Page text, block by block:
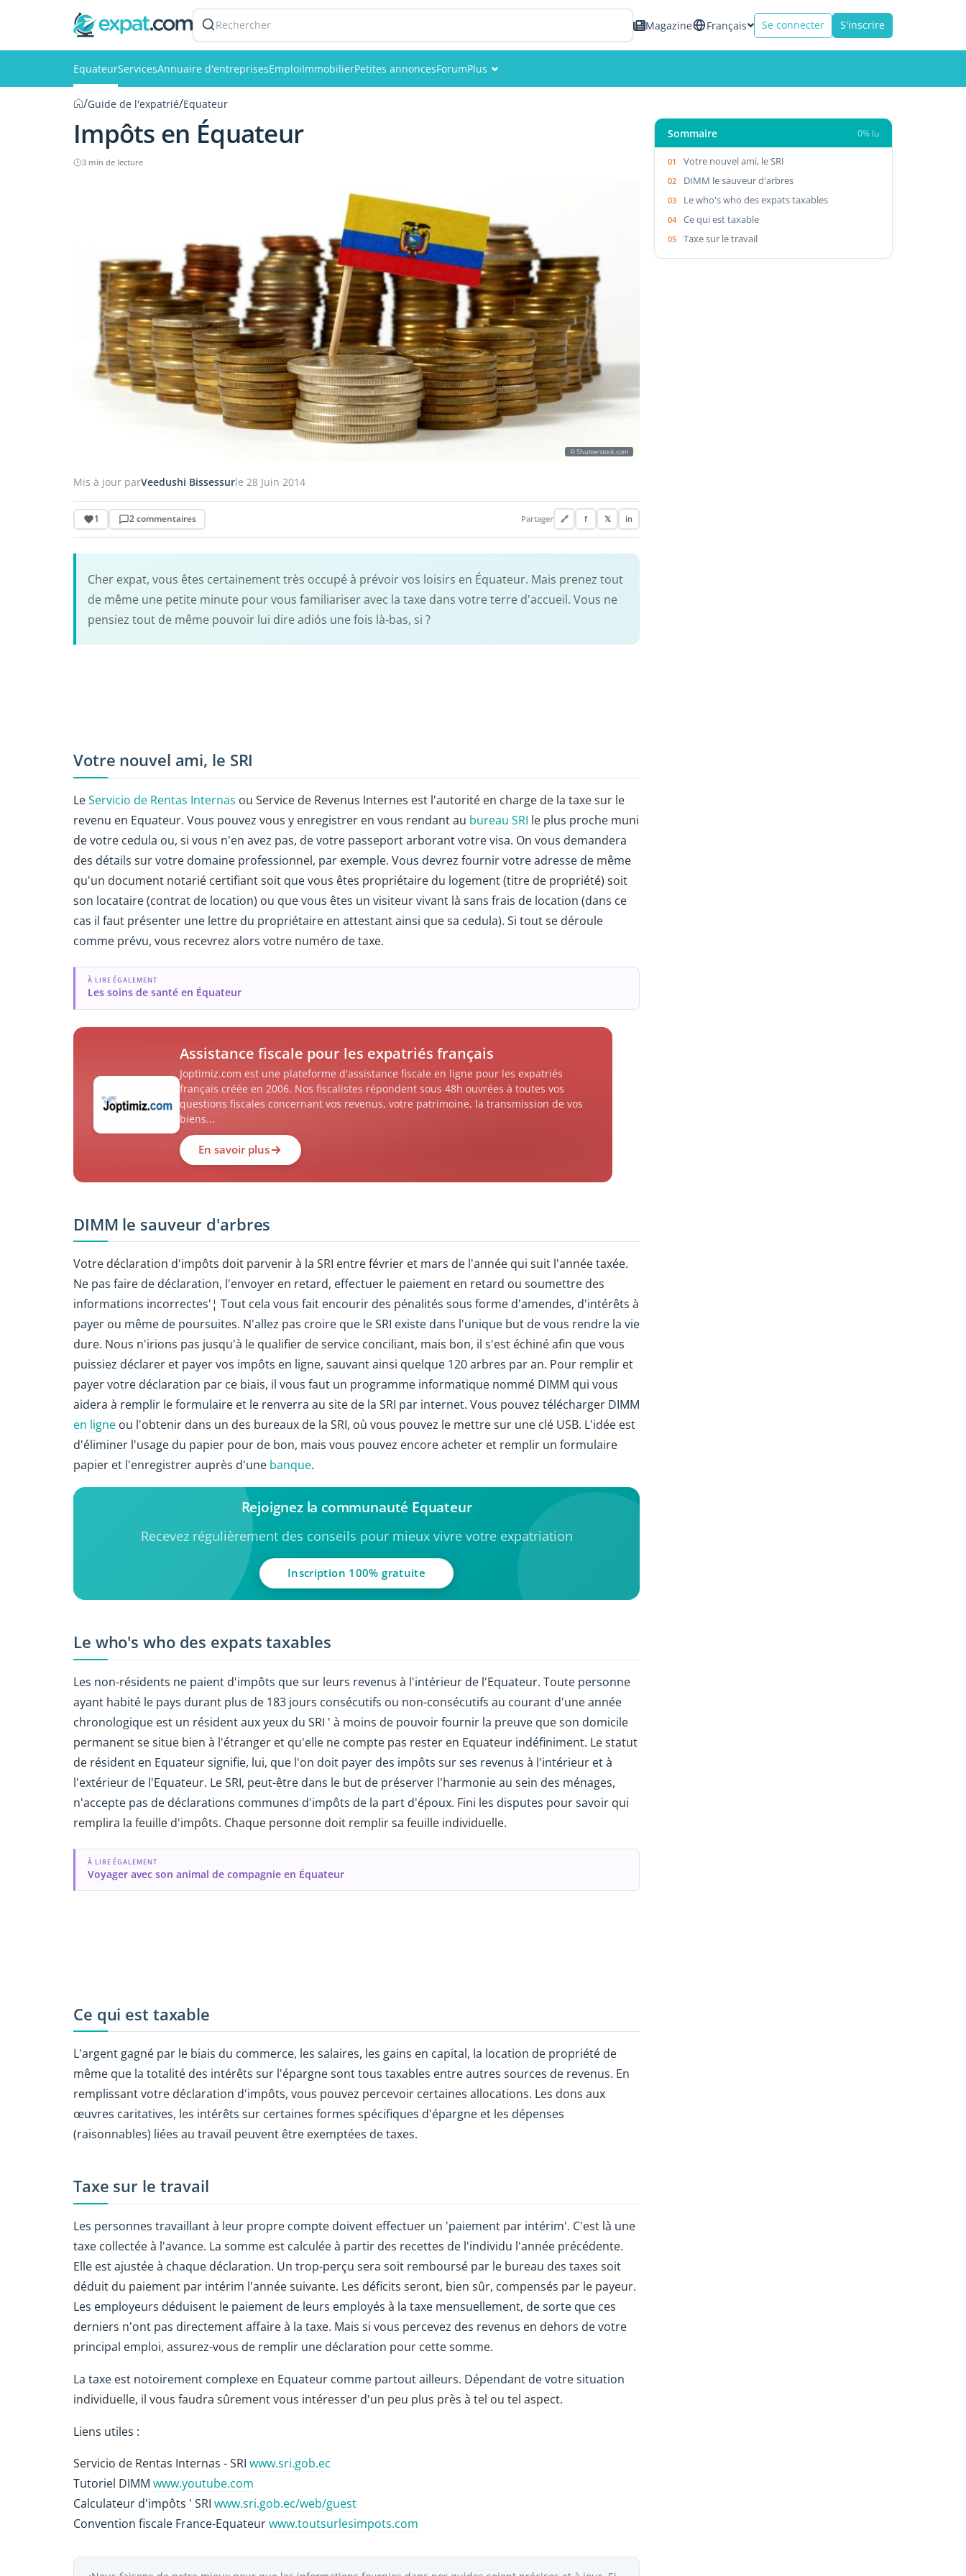
Rechercher Magazine Français Se connecter S'inscrire
EquateurServicesAnnuaire d'entreprisesEmploiImmobilierPetites annoncesForumPlus
/Guide de l'expatrié/Equateur
Impôts en Équateur
3 min de lecture
© Shutterstock.com
Mis à jour parVeedushi Bissessurle 28 Juin 2014
1 2 commentaires Partager 🔗 f 𝕏 in
Cher expat, vous êtes certainement très occupé à prévoir vos loisirs en Équateur. Mais prenez tout
de même une petite minute pour vous familiariser avec la taxe dans votre terre d'accueil. Vous ne
pensiez tout de même pouvoir lui dire adiós une fois là-bas, si ?
Votre nouvel ami, le SRI
LeServicio de Rentas Internas ou Service de Revenus Internes est l'autorité en charge de la taxe sur le
revenu en Equateur. Vous pouvez vous y enregistrer en vous rendant au bureau SRI le plus proche muni
de votre cedula ou, si vous n'en avez pas, de votre passeport arborant votre visa. On vous demandera
des détails sur votre domaine professionnel, par exemple. Vous devrez fournir votre adresse de même
qu'un document notarié certifiant soit que vous êtes propriétaire du logement (titre de propriété) soit
son locataire (contrat de location) ou que vous êtes un visiteur vivant là sans frais de location (dans ce
cas il faut présenter une lettre du propriétaire en attestant ainsi que sa cedula). Si tout se déroule
comme prévu, vous recevrez alors votre numéro de taxe.
À LIRE ÉGALEMENT
Les soins de santé en Équateur
Assistance fiscale pour les expatriés français
Joptimiz.com est une plateforme d'assistance fiscale en ligne pour les expatriés
français créée en 2006. Nos fiscalistes répondent sous 48h ouvrées à toutes vos
questions fiscales concernant vos revenus, votre patrimoine, la transmission de vos
biens...
En savoir plus
DIMM le sauveur d'arbres
Votre déclaration d'impôts doit parvenir à la SRI entre février et mars de l'année qui suit l'année taxée.
Ne pas faire de déclaration, l'envoyer en retard, effectuer le paiement en retard ou soumettre des
informations incorrectes'¦ Tout cela vous fait encourir des pénalités sous forme d'amendes, d'intérêts à
payer ou même de poursuites. N'allez pas croire que le SRI existe dans l'unique but de vous rendre la vie
dure. Nous n'irions pas jusqu'à le qualifier de service conciliant, mais bon, il s'est échiné afin que vous
puissiez déclarer et payer vos impôts en ligne, sauvant ainsi quelque 120 arbres par an. Pour remplir et
payer votre déclaration par ce biais, il vous faut un programme informatique nommé DIMM qui vous
aidera à remplir le formulaire et le renverra au site de la SRI par internet. Vous pouvez télécharger DIMM
en ligne ou l'obtenir dans un des bureaux de la SRI, où vous pouvez le mettre sur une clé USB. L'idée est
d'éliminer l'usage du papier pour de bon, mais vous pouvez encore acheter et remplir un formulaire
papier et l'enregistrer auprès d'une banque.
Rejoignez la communauté Equateur
Recevez régulièrement des conseils pour mieux vivre votre expatriation
Inscription 100% gratuite
Le who's who des expats taxables
Les non-résidents ne paient d'impôts que sur leurs revenus à l'intérieur de l'Equateur. Toute personne
ayant habité le pays durant plus de 183 jours consécutifs ou non-consécutifs au courant d'une année
chronologique est un résident aux yeux du SRI ' à moins de pouvoir fournir la preuve que son domicile
permanent se situe bien à l'étranger et qu'elle ne compte pas rester en Equateur indéfiniment. Le statut
de résident en Equateur signifie, lui, que l'on doit payer des impôts sur ses revenus à l'intérieur et à
l'extérieur de l'Equateur. Le SRI, peut-être dans le but de préserver l'harmonie au sein des ménages,
n'accepte pas de déclarations communes d'impôts de la part d'époux. Fini les disputes pour savoir qui
remplira la feuille d'impôts. Chaque personne doit remplir sa feuille individuelle.
À LIRE ÉGALEMENT
Voyager avec son animal de compagnie en Équateur
Ce qui est taxable
L'argent gagné par le biais du commerce, les salaires, les gains en capital, la location de propriété de
même que la totalité des intérêts sur l'épargne sont tous taxables entre autres sources de revenus. En
remplissant votre déclaration d'impôts, vous pouvez percevoir certaines allocations. Les dons aux
œuvres caritatives, les intérêts sur certaines formes spécifiques d'épargne et les dépenses
(raisonnables) liées au travail peuvent être exemptées de taxes.
Taxe sur le travail
Les personnes travaillant à leur propre compte doivent effectuer un 'paiement par intérim'. C'est là une
taxe collectée à l'avance. La somme est calculée à partir des recettes de l'individu l'année précédente.
Elle est ajustée à chaque déclaration. Un trop-perçu sera soit remboursé par le bureau des taxes soit
déduit du paiement par intérim l'année suivante. Les déficits seront, bien sûr, compensés par le payeur.
Les employeurs déduisent le paiement de leurs employés à la taxe mensuellement, de sorte que ces
derniers n'ont pas directement affaire à la taxe. Mais si vous percevez des revenus en dehors de votre
principal emploi, assurez-vous de remplir une déclaration pour cette somme.
La taxe est notoirement complexe en Equateur comme partout ailleurs. Dépendant de votre situation
individuelle, il vous faudra sûrement vous intéresser d'un peu plus près à tel ou tel aspect.
Liens utiles :
Servicio de Rentas Internas - SRI www.sri.gob.ec
Tutoriel DIMM www.youtube.com
Calculateur d'impôts ' SRI www.sri.gob.ec/web/guest
Convention fiscale France-Equateurwww.toutsurlesimpots.com
Sommaire 0% lu
Votre nouvel ami, le SRI
DIMM le sauveur d'arbres
Le who's who des expats taxables
Ce qui est taxable
Taxe sur le travail